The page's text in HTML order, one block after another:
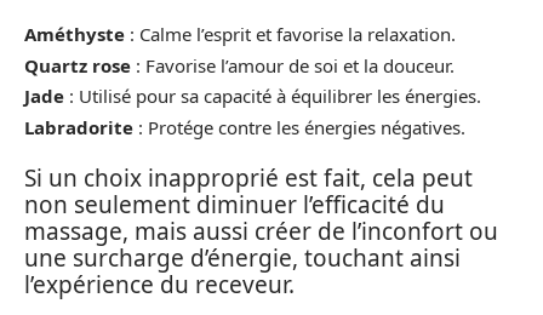
Améthyste : Calme l’esprit et favorise la relaxation.
Quartz rose : Favorise l’amour de soi et la douceur.
Jade : Utilisé pour sa capacité à équilibrer les énergies.
Labradorite : Protége contre les énergies négatives.
Si un choix inapproprié est fait, cela peut
non seulement diminuer l’efficacité du
massage, mais aussi créer de l’inconfort ou
une surcharge d’énergie, touchant ainsi
l’expérience du receveur.